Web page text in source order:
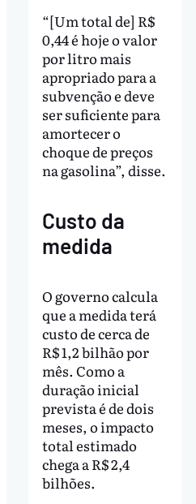
“[Um total de] R$
0,44 é hoje o valor
por litro mais
apropriado para a
subvenção e deve
ser suficiente para
amortecer o
choque de preços
na gasolina”, disse.
Custo da
medida
O governo calcula
que a medida terá
custo de cerca de
R$ 1,2 bilhão por
mês. Como a
duração inicial
prevista é de dois
meses, o impacto
total estimado
chega a R$ 2,4
bilhões.